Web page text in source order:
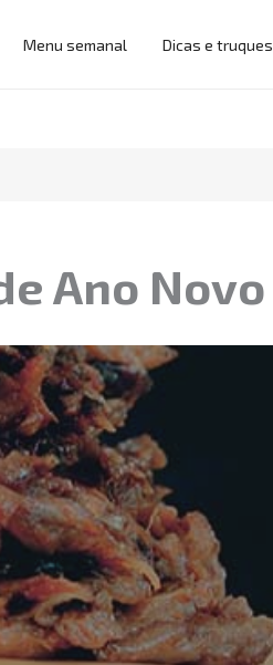
Menu semanal Dicas e truques
Ano Novo